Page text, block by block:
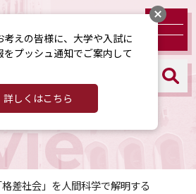
格差社会」を人間科学で解明する
考えの皆様に、大学や入試に
をプッシュ通知でご案内して
詳しくはこちら